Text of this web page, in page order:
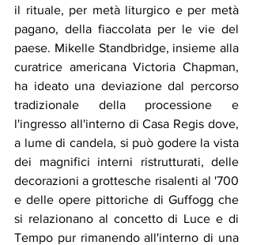
il rituale, per metà liturgico e per metà
pagano, della fiaccolata per le vie del
paese. Mikelle Standbridge, insieme alla
curatrice americana Victoria Chapman,
ha ideato una deviazione dal percorso
tradizionale della processione e
l'ingresso all'interno di Casa Regis dove,
a lume di candela, si può godere la vista
dei magnifici interni ristrutturati, delle
decorazioni a grottesche risalenti al '700
e delle opere pittoriche di Guffogg che
si relazionano al concetto di Luce e di
Tempo pur rimanendo all'interno di una